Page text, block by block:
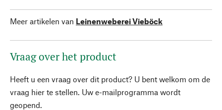
Meer artikelen van Leinenweberei Vieböck
Vraag over het product
Heeft u een vraag over dit product? U bent welkom om de
vraag hier te stellen. Uw e-mailprogramma wordt
geopend.